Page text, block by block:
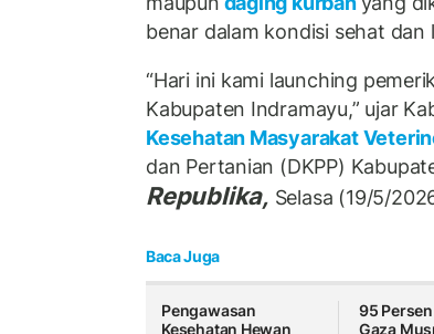
benar dalam kondisi sehat dan
“Hari ini kami launching
Kabupaten Indramayu,” ujar
Kesehatan Masyarakat
dan Pertanian (DKPP)
Republika, Selasa (19/5/
Baca Juga
Pengawasan
Kesehatan Hewan
95
Gaza